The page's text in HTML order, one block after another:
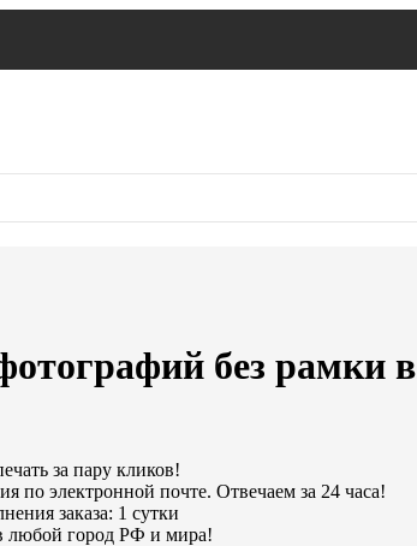
без рамки в
за пару кликов!
по электронной почте. Отвечаем за 24 часа!
заказа: 1 сутки
любой город РФ и мира!